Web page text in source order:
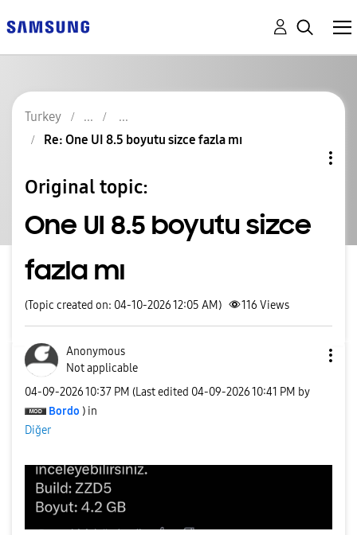
Turkey
Re: One UI 8.5 boyutu sizce fazla mı
Original topic:
One UI 8.5 boyutu sizce
fazla mı
(Topic created on: 04-10-2026 12:05 AM) 116 Views
Anonymous
Not applicable
‎04-09-202610:37 PM (Last edited ‎04-09-202610:41 PM by
Bordo ) in
Diğer